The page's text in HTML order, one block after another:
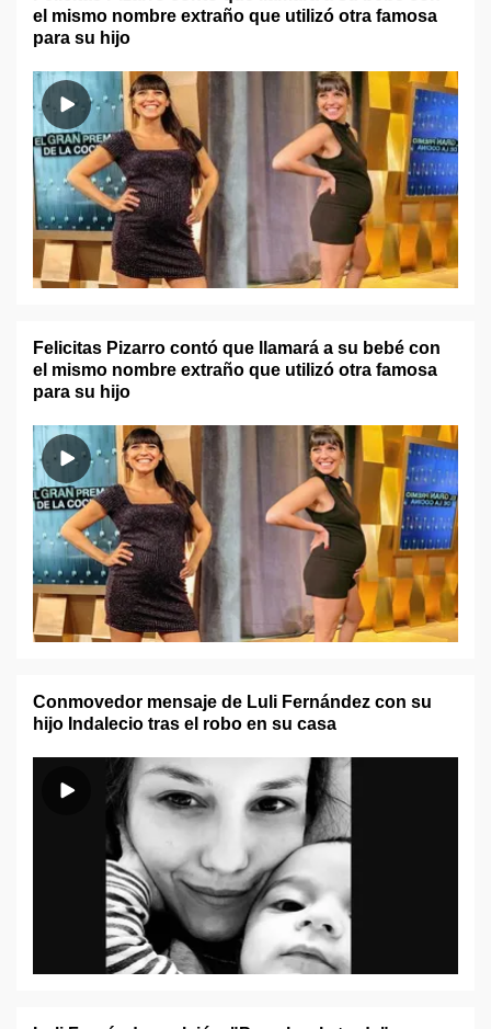
el mismo nombre extraño que utilizó otra famosa
para su hijo
Felicitas Pizarro contó que llamará a su bebé con
el mismo nombre extraño que utilizó otra famosa
para su hijo
Conmovedor mensaje de Luli Fernández con su
hijo Indalecio tras el robo en su casa